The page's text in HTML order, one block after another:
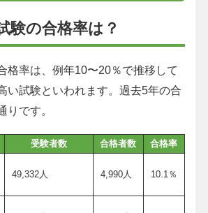
験の合格率は？
格率は、例年10〜20％で推移して
い試験といわれます。過去5年の合
りです。
受験者数 合格者数 合格率
49,332人 4,990人 10.1％